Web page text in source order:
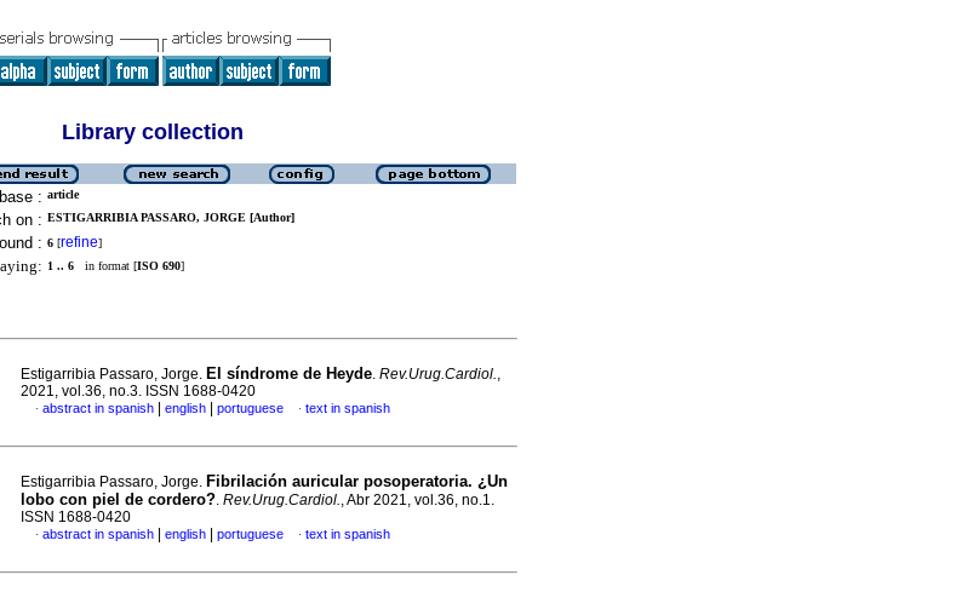
Library collection
: article
on : ESTIGARRIBIA PASSARO, JORGE [Author]
: 6 [refine]
1 .. 6 in format [ISO 690]
Estigarribia Passaro, Jorge. El síndrome de Heyde. Rev.Urug.Cardiol.,
2021, vol.36, no.3. ISSN 1688-0420
· abstract in spanish english portuguese · text in spanish
Estigarribia Passaro, Jorge. Fibrilación auricular posoperatoria. ¿Un
lobo con piel de cordero?. Rev.Urug.Cardiol., Abr 2021, vol.36, no.1.
ISSN 1688-0420
· abstract in spanish english portuguese · text in spanish